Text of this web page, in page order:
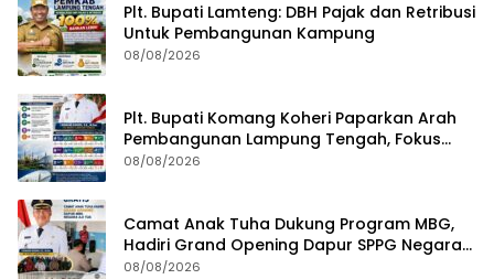
Plt. Bupati Lamteng: DBH Pajak dan Retribusi
Untuk Pembangunan Kampung
08/08/2026
Plt. Bupati Komang Koheri Paparkan Arah
Pembangunan Lampung Tengah, Fokus
pada SDM, Ekonomi, Infrastruktur dan
08/08/2026
Camat Anak Tuha Dukung Program MBG,
Hadiri Grand Opening Dapur SPPG Negara
Aji Tua Lampung Tengah
08/08/2026